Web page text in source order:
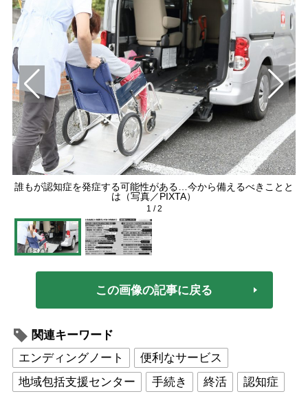
誰もが認知症を発症する可能性がある…今から備えるべきことと
は（写真／PIXTA）
1 /2
この画像の記事に戻る
関連キーワード
エンディングノート
便利なサービス
地域包括支援センター
手続き 終活 認知症